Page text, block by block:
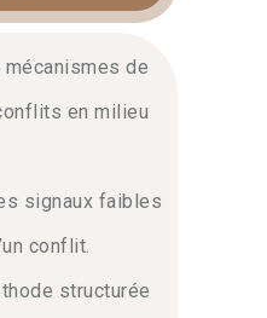
des objectifs
ne devienne un
paralysant.
une culture
médiation
de
en milieu
signaux faibles
conflit.
structurée